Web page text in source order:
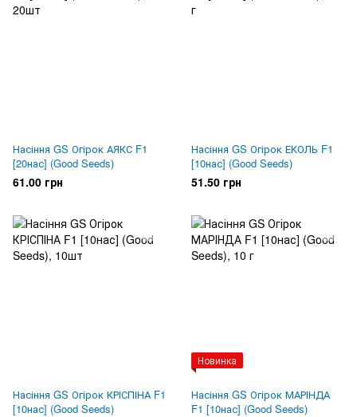
Насіння GS Огірок АЯКС F1
[20нас] (Good Seeds)
61.00 грн
Насіння GS Огірок ЕКОЛЬ F1
[10нас] (Good Seeds)
51.50 грн
Насіння GS Огірок КРІСПІНА F1
[10нас] (Good Seeds)
Новинка
Насіння GS Огірок МАРІНДА
F1 [10нас] (Good Seeds)